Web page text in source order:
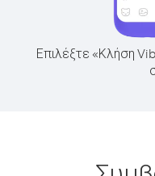
Επιλέξτε «Κλήση